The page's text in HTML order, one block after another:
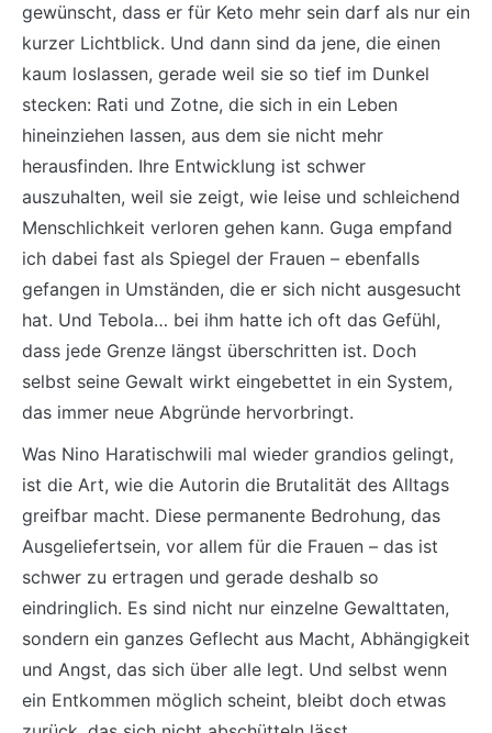
gewünscht, dass er für Keto mehr sein darf als nur ein
kurzer Lichtblick. Und dann sind da jene, die einen
kaum loslassen, gerade weil sie so tief im Dunkel
stecken: Rati und Zotne, die sich in ein Leben
hineinziehen lassen, aus dem sie nicht mehr
herausfinden. Ihre Entwicklung ist schwer
auszuhalten, weil sie zeigt, wie leise und schleichend
Menschlichkeit verloren gehen kann. Guga empfand
ich dabei fast als Spiegel der Frauen – ebenfalls
gefangen in Umständen, die er sich nicht ausgesucht
hat. Und Tebola… bei ihm hatte ich oft das Gefühl,
dass jede Grenze längst überschritten ist. Doch
selbst seine Gewalt wirkt eingebettet in ein System,
das immer neue Abgründe hervorbringt.
Was Nino Haratischwili mal wieder grandios gelingt,
ist die Art, wie die Autorin die Brutalität des Alltags
greifbar macht. Diese permanente Bedrohung, das
Ausgeliefertsein, vor allem für die Frauen – das ist
schwer zu ertragen und gerade deshalb so
eindringlich. Es sind nicht nur einzelne Gewalttaten,
sondern ein ganzes Geflecht aus Macht, Abhängigkeit
und Angst, das sich über alle legt. Und selbst wenn
ein Entkommen möglich scheint, bleibt doch etwas